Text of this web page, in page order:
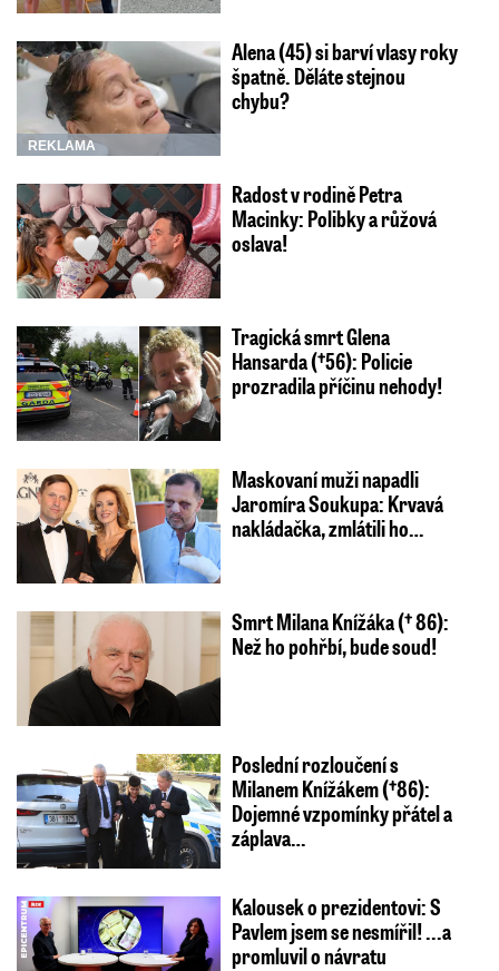
REKLAMA
Alena (45) si barví vlasy roky
špatně. Děláte stejnou
chybu?
Radost v rodině Petra
Macinky: Polibky a růžová
oslava!
Tragická smrt Glena
Hansarda (†56): Policie
prozradila příčinu nehody!
Maskovaní muži napadli
Jaromíra Soukupa: Krvavá
nakládačka, zmlátili ho…
Smrt Milana Knížáka († 86):
Než ho pohřbí, bude soud!
Poslední rozloučení s
Milanem Knížákem (†86):
Dojemné vzpomínky přátel a
záplava…
Kalousek o prezidentovi: S
Pavlem jsem se nesmířil! ...a
promluvil o návratu